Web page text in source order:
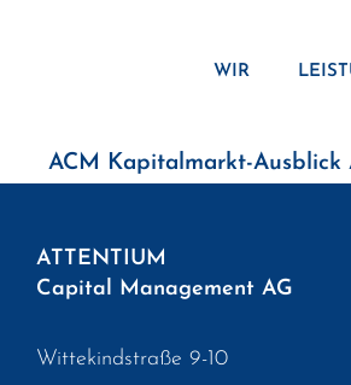
WIR
ACM Kapitalmarkt-Ausblick
ATTENTIUM
Capital Management AG
Wittekindstraße 9-10